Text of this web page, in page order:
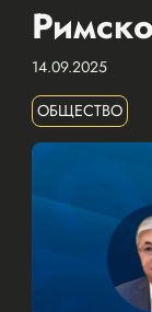
14.09.2025
ОБЩЕСТВО